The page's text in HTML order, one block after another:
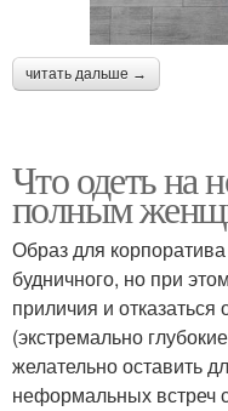
читать дальше →
Что одеть на
полным
Образ для
будничного, но при
приличия и
(экстремально
желательно оставить
неформальных встреч